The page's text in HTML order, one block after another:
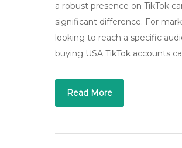
a robust presence on TikTok
significant difference. For
looking to reach a specific
buying USA TikTok accounts
Read More